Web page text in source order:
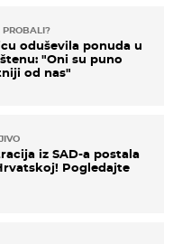
PROBALI?
oduševila ponuda u
"Oni su puno
od nas"
iz SAD-a postala
Pogledajte